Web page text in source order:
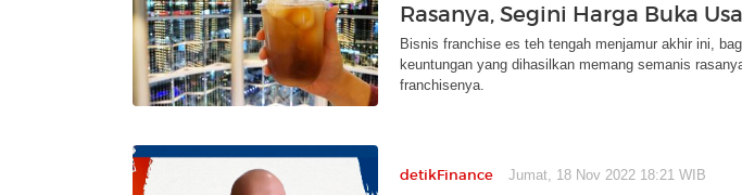
Rasanya, Segini Harga Buka
Bisnis franchise es teh tengah menjamur akhir ini,
keuntungan yang dihasilkan memang semanis
franchisenya.
detikFinance Jumat, 18 Nov 2022 18:21 WIB